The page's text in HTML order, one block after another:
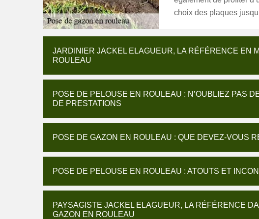
choix des plaques
JARDINIER JACKEL ELAGUEUR, LA RÉFÉRENCE EN
ROULEAU
POSE DE PELOUSE EN ROULEAU : N’OUBLIEZ PAS
DE PRESTATIONS
POSE DE GAZON EN ROULEAU : QUE DEVEZ-VOUS
POSE DE PELOUSE EN ROULEAU : ATOUTS ET
PAYSAGISTE JACKEL ELAGUEUR, LA RÉFÉRENCE
GAZON EN ROULEAU